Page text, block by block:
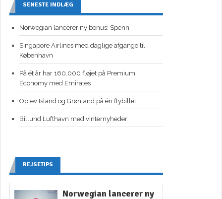
SENESTE INDLÆG
Norwegian lancerer ny bonus: Spenn
Singapore Airlines med daglige afgange til
København
På ét år har 160.000 fløjet på Premium
Economy med Emirates
Oplev Island og Grønland på én flybillet
Billund Lufthavn med vinternyheder
REJSETIPS
Norwegian lancerer ny